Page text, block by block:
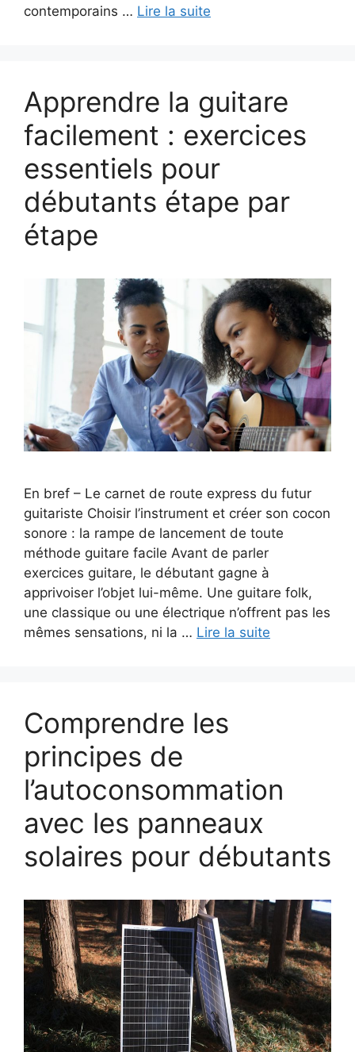
contemporains … Lire la suite
Apprendre la guitare
facilement : exercices
essentiels pour
débutants étape par
étape
En bref – Le carnet de route express du futur
guitariste Choisir l’instrument et créer son cocon
sonore : la rampe de lancement de toute
méthode guitare facile Avant de parler
exercices guitare, le débutant gagne à
apprivoiser l’objet lui-même. Une guitare folk,
une classique ou une électrique n’offrent pas les
mêmes sensations, ni la … Lire la suite
Comprendre les
principes de
l’autoconsommation
avec les panneaux
solaires pour débutants